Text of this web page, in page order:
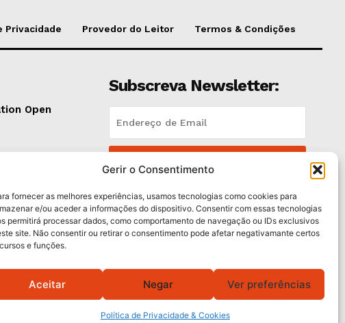
Gerir o Consentimento
fornecer as melhores experiências, usamos tecnologias como cookies para
e/ou aceder a informações do dispositivo. Consentir com essas tecnologias
permitirá processar dados, como comportamento de navegação ou IDs exclusivos
site. Não consentir ou retirar o consentimento pode afetar negativamante certos
e funções.
Aceitar Negar Ver preferências
Política de Privacidade & Cookies
Privacidade Provedor do Leitor Termos & Condições
Open
Plano
de
Subscreva Newsletter:
QUERO ADERIR
Li e aceito aPolítica de Privacidade .